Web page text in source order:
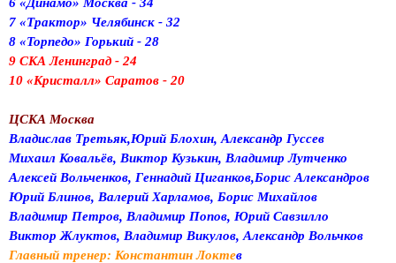
7 «Трактор» Челябинск - 32
8 «Торпедо» Горький - 28
9 СКА Ленинград - 24
10 «Кристалл» Саратов - 20
ЦСКА Москва
Владислав Третьяк,Юрий Блохин, Александр Гуссев
Михаил Ковальёв, Виктор Кузькин, Владимир Лутченко
Алексей Вольченков, Геннадий Циганков,Борис Александров
Юрий Блинов, Валерий Харламов, Борис Михайлов
Владимир Петров, Владимир Попов, Юрий Савзилло
Виктор Жлуктов, Владимир Викулов, Александр Вольчков
Главный тренер: Константин Локтев